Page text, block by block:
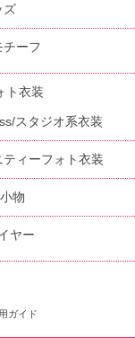
ズ
ーフ
ト衣装
スタジオ系衣装
ィーフォト衣装
物
ヤー
ガイド